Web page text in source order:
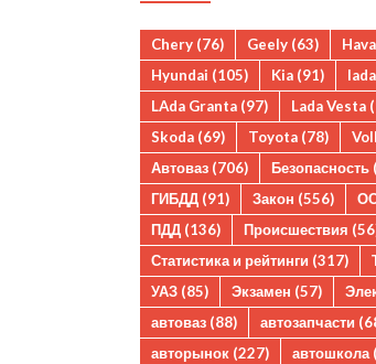
Chery (76) Geely (63)
Hyundai (105) Kia (91) lada
LAda Granta (97) Lada Vesta
Skoda (69) Toyota (78)
Автоваз (706) Безопасность
ГИБДД (91) Закон (556)
ПДД (136) Происшествия
Статистика и рейтинги (317)
УАЗ (85) Экзамен (57)
автоваз (88) автозапчасти
авторынок (227) автошкола